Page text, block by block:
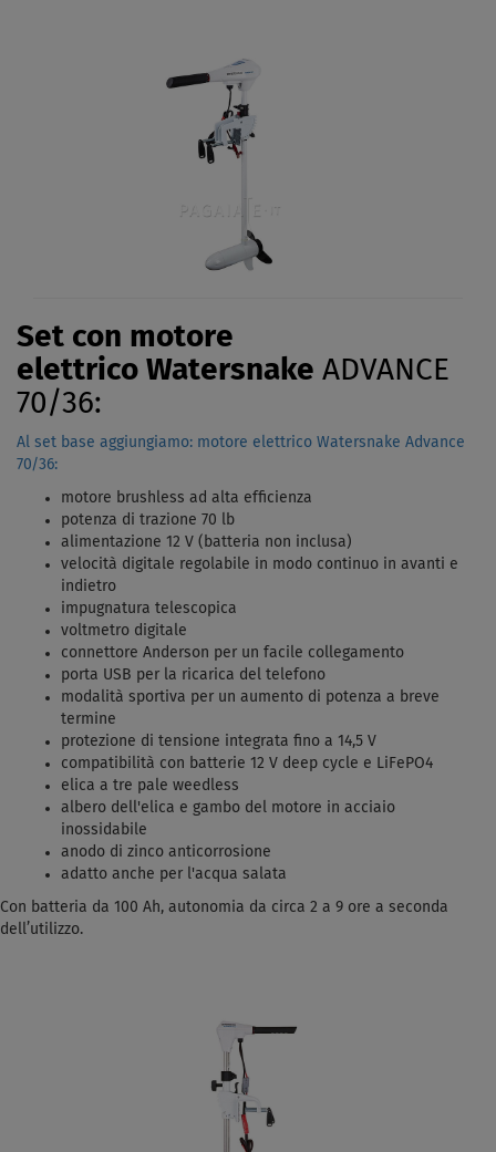
Set con motore
elettrico Watersnake ADVANCE
70/36:
Al set base aggiungiamo: motore elettrico Watersnake Advance
70/36:
motore brushless ad alta efficienza
potenza di trazione 70 lb
alimentazione 12 V (batteria non inclusa)
velocità digitale regolabile in modo continuo in avanti e
indietro
impugnatura telescopica
voltmetro digitale
connettore Anderson per un facile collegamento
porta USB per la ricarica del telefono
modalità sportiva per un aumento di potenza a breve
termine
protezione di tensione integrata fino a 14,5 V
compatibilità con batterie 12 V deep cycle e LiFePO4
elica a tre pale weedless
albero dell'elica e gambo del motore in acciaio
inossidabile
anodo di zinco anticorrosione
adatto anche per l'acqua salata
Con batteria da 100 Ah, autonomia da circa 2 a 9 ore a seconda
dell’utilizzo.